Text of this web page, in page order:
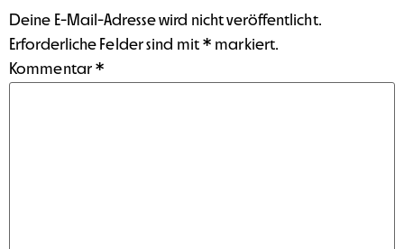
Deine E-Mail-Adresse wird nicht veröffentlicht.
Erforderliche Felder sind mit * markiert.
Kommentar *